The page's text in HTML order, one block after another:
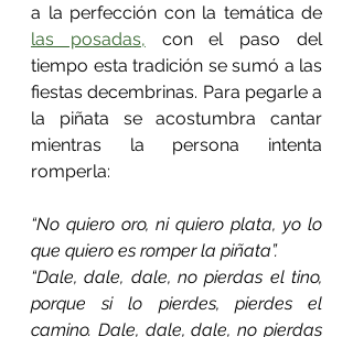
las posadas, con el paso del
tiempo esta tradición se sumó a las
fiestas decembrinas. Para pegarle a
la piñata se acostumbra cantar
mientras la persona intenta
romperla:
“No quiero oro, ni quiero plata, yo lo
que quiero es romper la piñata”.
“Dale, dale, dale, no pierdas el tino,
porque si lo pierdes, pierdes el
camino. Dale, dale, dale, no pierdas